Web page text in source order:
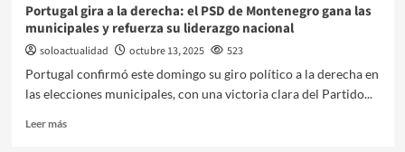
Portugal gira a la derecha: el PSD de Montenegro gana las
municipales y refuerza su liderazgo nacional
soloactualidad octubre 13, 2025
523
Portugal confirmó este domingo su giro político a la derecha en
las elecciones municipales, con una victoria clara del Partido...
Leer más